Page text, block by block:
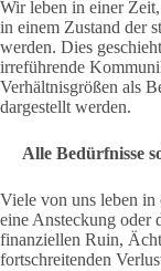
Wir leben in einer
in einem Zustand der
werden. Dies
irreführende
Verhältnisgrößen als
dargestellt werden.
Alle Bedürfnisse
Viele von uns leben in
eine Ansteckung oder
finanziellen Ruin,
fortschreitenden